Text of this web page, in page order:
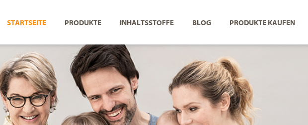
STARTSEITE PRODUKTE INHALTSSTOFFE BLOG PRODUKTE KAUFEN